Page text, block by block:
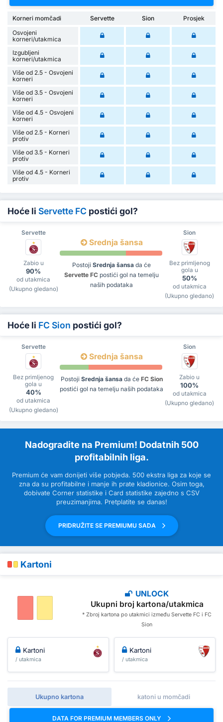
Korneri momčadi Servette Sion
Prosjek
Osvojeni
korneri/utakmica
Izgubljeni
korneri/utakmica
Više od 2.5 - Osvojeni
korneri
Više od 3.5 - Osvojeni
korneri
Više od 4.5 - Osvojeni
korneri
Više od 2.5 - Korneri
protiv
Više od 3.5 - Korneri
protiv
Više od 4.5 - Korneri
protiv
Hoće li Servette FC postići gol?
Servette Sion
Zabio u
90%
od utakmica
(Ukupno gledano)
Srednja šansa
Postoji Srednja šansa da će
Servette FC postići gol na temelju
naših podataka
Bez primljenog
gola u
50%
od utakmica
(Ukupno gledano)
Hoće li FC Sion postići gol?
Servette Sion
Bez primljenog
gola u
40%
od utakmica
(Ukupno gledano)
Srednja šansa
Postoji Srednja šansada će FC Sion
postići gol na temelju naših podataka
Zabio u
100%
od utakmica
(Ukupno gledano)
Nadogradite na Premium! Dodatnih 500
profitabilnih liga.
Premium će vam donijeti više pobjeda. 500 ekstra liga za koje se
zna da su profitabilne i manje ih prate kladionice. Osim toga,
dobivate Corner statistike i Card statistike zajedno s CSV
preuzimanjima. Pretplatite se danas!
PRIDRUŽITE SE PREMIUMU SADA
Kartoni
UNLOCK
Ukupni broj kartona/utakmica
* Zbroj kartona po utakmici između Servette FC i FC
Sion
Kartoni
/ utakmica
Kartoni
/ utakmica
Ukupno kartona katoni u momčadi
DATA FOR PREMIUM MEMBERS ONLY